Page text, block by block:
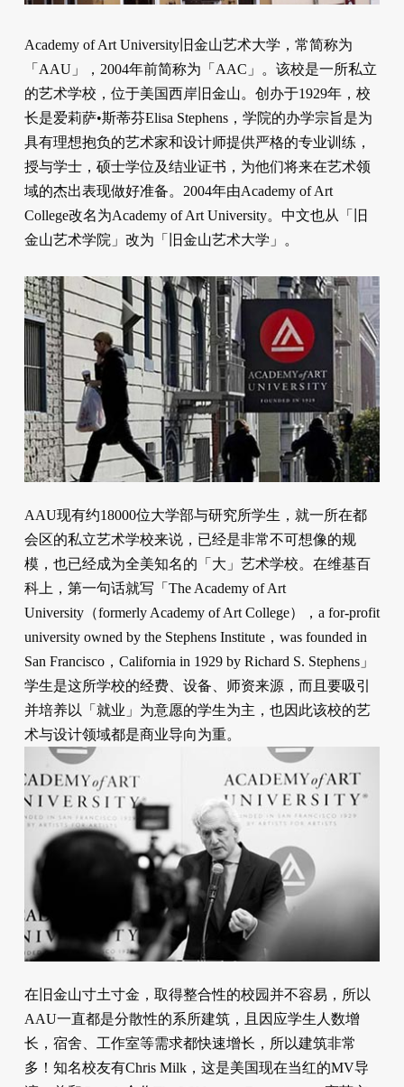
Academy of Art University旧金山艺术大学，常简称为
「AAU」，2004年前简称为「AAC」。该校是一所私立
的艺术学校，位于美国西岸旧金山。创办于1929年，校
长是爱莉萨•斯蒂芬Elisa Stephens，学院的办学宗旨是为
具有理想抱负的艺术家和设计师提供严格的专业训练，
授与学士，硕士学位及结业证书，为他们将来在艺术领
域的杰出表现做好准备。2004年由Academy of Art
College改名为Academy of Art University。中文也从「旧
金山艺术学院」改为「旧金山艺术大学」。
AAU现有约18000位大学部与研究所学生，就一所在都
会区的私立艺术学校来说，已经是非常不可想像的规
模，也已经成为全美知名的「大」艺术学校。在维基百
科上，第一句话就写「The Academy of Art
University（formerly Academy of Art College），a for-profit
university owned by the Stephens Institute，was founded in
San Francisco，California in 1929 by Richard S. Stephens」
学生是这所学校的经费、设备、师资来源，而且要吸引
并培养以「就业」为意愿的学生为主，也因此该校的艺
术与设计领域都是商业导向为重。
在旧金山寸土寸金，取得整合性的校园并不容易，所以
AAU一直都是分散性的系所建筑，且因应学生人数增
长，宿舍、工作室等需求都快速增长，所以建筑非常
多！知名校友有Chris Milk，这是美国现在当红的MV导